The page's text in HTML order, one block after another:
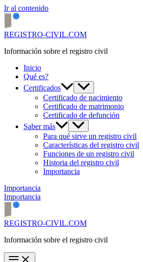
Ir al contenido
REGISTRO-CIVIL.COM
Información sobre el registro civil
Inicio
Qué es?
Certificados
Certificado de nacimiento
Certificado de matrimonio
Certificado de defunción
Saber más
Para qué sirve un registro civil
Características del registro civil
Funciones de un registro civil
Historia del registro civil
Importancia
Importancia
Importancia
REGISTRO-CIVIL.COM
Información sobre el registro civil